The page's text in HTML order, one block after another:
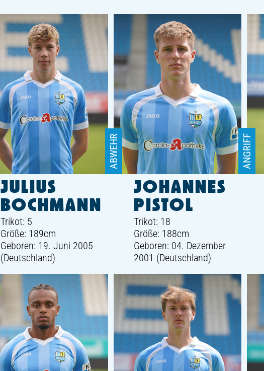
JULIUS
BOCHMANN
Trikot: 5
Größe: 189cm
Geboren: 19. Juni 2005
(Deutschland)
JOHANNES
PISTOL
ABWEHR
Trikot: 18
Größe: 188cm
Geboren: 04. Dezember
2001 (Deutschland)
ANGRIFF